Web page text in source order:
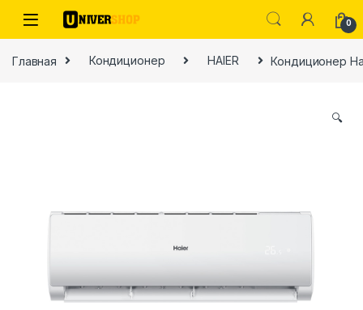
Skip to navigation
Skip to content
0
Главная Кондиционер HAIER Кондиционер
🔍